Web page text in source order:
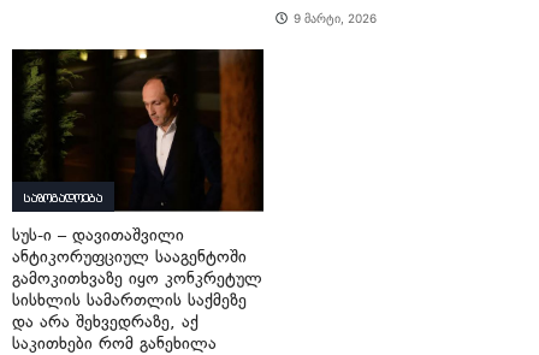
9 მარტი, 2026
საზოგადოება
სუს-ი – დავითაშვილი
ანტიკორუფციულ სააგენტოში
გამოკითხვაზე იყო კონკრეტულ
სისხლის სამართლის საქმეზე
და არა შეხვედრაზე, აქ
საკითხები რომ განეხილა